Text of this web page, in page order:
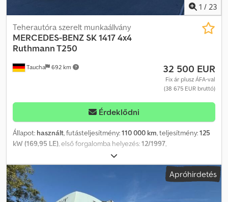
felszereltségről kérjük, hívjon minket! A hibákért és közbeni
értékesítésért felelősséget nem vállalunk!
1 / 23
Taucha 692 km
Teherautóra szerelt munkaállvány
MERCEDES-BENZ SK 1417 4x4
Ruthmann T250
32 500 EUR
Fix ár plusz ÁFA-val
(38 675 EUR bruttó)
Érdeklődni
Állapot: használt, futásteljesítmény:110 000 km, teljesítmény:125
kW (169,95 LE), első forgalomba helyezés:12/1997,
, össztömeg:
2 tengely, szín:sárga, hajtástípus:mechanikai, kibocsátási osztály:
Euro 3, Felszereltség:
, Ruthmann Steiger T250 ABS> Erősített
akkumulátor> Tetőablak> EURO 3> Vezetői komfort csomag>
Rugózott vezetőülés> Tűzoltó készülék> Fényszóró-magasság
Apróhirdetés